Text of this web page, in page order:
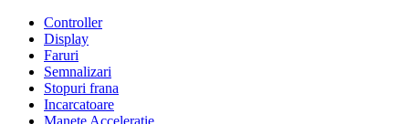
Controller
Display
Faruri
Semnalizari
Stopuri frana
Incarcatoare
Manete Acceleratie